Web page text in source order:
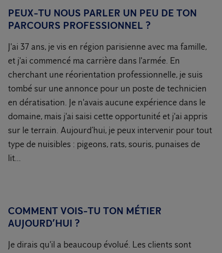
PEUX-TU NOUS PARLER UN PEU DE TON
PARCOURS PROFESSIONNEL ?
J'ai 37 ans, je vis en région parisienne avec ma famille,
et j'ai commencé ma carrière dans l'armée. En
cherchant une réorientation professionnelle, je suis
tombé sur une annonce pour un poste de technicien
en dératisation. Je n'avais aucune expérience dans le
domaine, mais j'ai saisi cette opportunité et j'ai appris
sur le terrain. Aujourd’hui, je peux intervenir pour tout
type de nuisibles : pigeons, rats, souris, punaises de
lit...
COMMENT VOIS-TU TON MÉTIER
AUJOURD’HUI ?
Je dirais qu'il a beaucoup évolué. Les clients sont